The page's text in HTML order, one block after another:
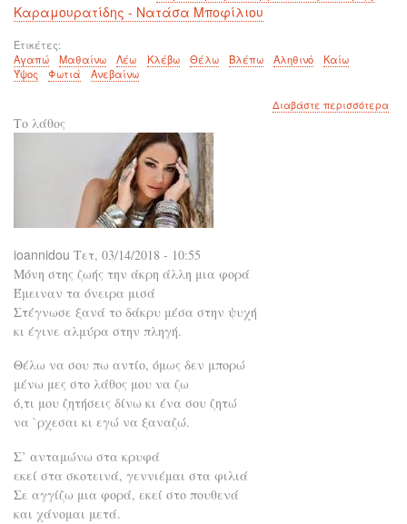
Καραμουρατίδης - Νατάσα Μποφίλιου
Ετικέτες
Αγαπώ
Μαθαίνω Λέω Κλέβω Θέλω Βλέπω Αληθινό
Καίω
Ύψος
Φωτιά Ανεβαίνω
Διαβάστε περισσότεραγια
το
Το λάθος
ioannidou Τετ, 03/14/2018 - 10:55
Μόνη στης ζωής την άκρη άλλη μια φορά
Έμειναν τα όνειρα μισά
Στέγνωσε ξανά το δάκρυ μέσα στην ψυχή
κι έγινε αλμύρα στην πληγή.
Θέλω να σου πω αντίο, όμως δεν μπορώ
μένω μες στο λάθος μου να ζω
ό,τι μου ζητήσεις δίνω κι ένα σου ζητώ
να `ρχεσαι κι εγώ να ξαναζώ.
Σ’ ανταμώνω στα κρυφά
εκεί στα σκοτεινά, γεννιέμαι στα φιλιά
Σε αγγίζω μια φορά, εκεί στο πουθενά
και χάνομαι μετά.